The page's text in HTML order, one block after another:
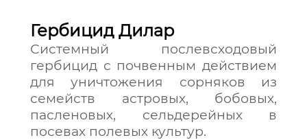
Гербицид Дилар
Системный послевсходовый
гербицид с почвенным действием
для уничтожения сорняков из
семейств астровых, бобовых,
пасленовых, сельдерейных в
посевах полевых культур.